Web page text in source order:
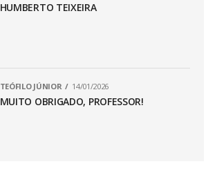
HUMBERTO TEIXEIRA
TEÓFILO JÚNIOR 14/01/2026
MUITO OBRIGADO, PROFESSOR!